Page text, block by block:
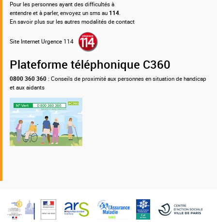
Pour les personnes ayant des difficultés à
entendre et à parler, envoyez un sms au 114.
En savoir plus sur les autres modalités de contact
Site Internet Urgence 114
Plateforme téléphonique C360
0800 360 360 : Conseils de proximité aux personnes en situation de handicap
et aux aidants
Nos